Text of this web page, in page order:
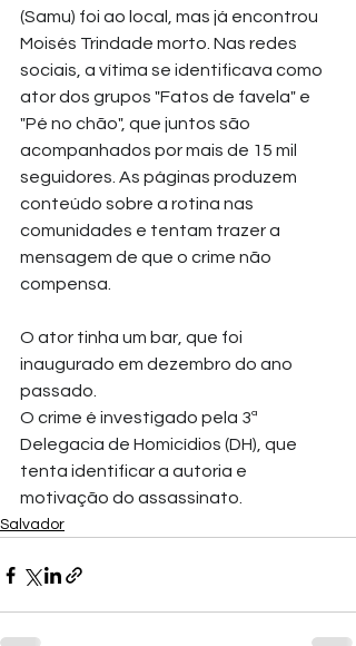
(Samu) foi ao local, mas já encontrou
Moisés Trindade morto. Nas redes
sociais, a vítima se identificava como
ator dos grupos "Fatos de favela" e
"Pé no chão", que juntos são
acompanhados por mais de 15 mil
seguidores. As páginas produzem
conteúdo sobre a rotina nas
comunidades e tentam trazer a
mensagem de que o crime não
compensa.
O ator tinha um bar, que foi
inaugurado em dezembro do ano
passado.
O crime é investigado pela 3ª
Delegacia de Homicídios (DH), que
tenta identificar a autoria e
motivação do assassinato.
Salvador